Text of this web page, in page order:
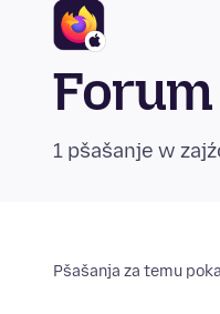
1 pšašanje w
Pšašanja za temu